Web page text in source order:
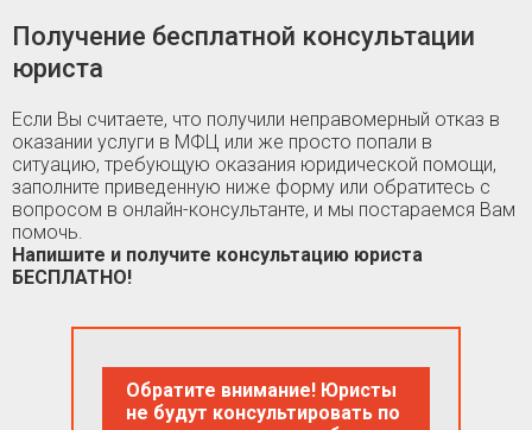
Получение бесплатной консультации
юриста
Если Вы считаете, что получили неправомерный отказ в
оказании услуги в МФЦ или же просто попали в
ситуацию, требующую оказания юридической помощи,
заполните приведенную ниже форму или обратитесь с
вопросом в онлайн-консультанте, и мы постараемся Вам
помочь.
Напишите и получите консультацию юриста
БЕСПЛАТНО!
Обратите внимание! Юристы
не будут консультировать по